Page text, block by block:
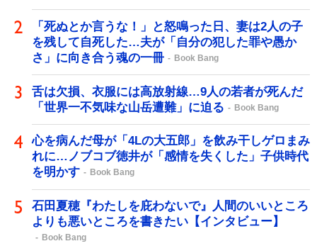
「死ぬとか言うな！」と怒鳴った日、妻は2人の子
を残して自死した…夫が「自分の犯した罪や愚か
さ」に向き合う魂の一冊
Book Bang
舌は欠損、衣服には高放射線…9人の若者が死んだ
「世界一不気味な山岳遭難」に迫る
Book Bang
心を病んだ母が「4Lの大五郎」を飲み干しゲロまみ
れに…ノブコブ徳井が「感情を失くした」子供時代
を明かす
Book Bang
石田夏穂『わたしを庇わないで』人間のいいところ
よりも悪いところを書きたい【インタビュー】
Book Bang